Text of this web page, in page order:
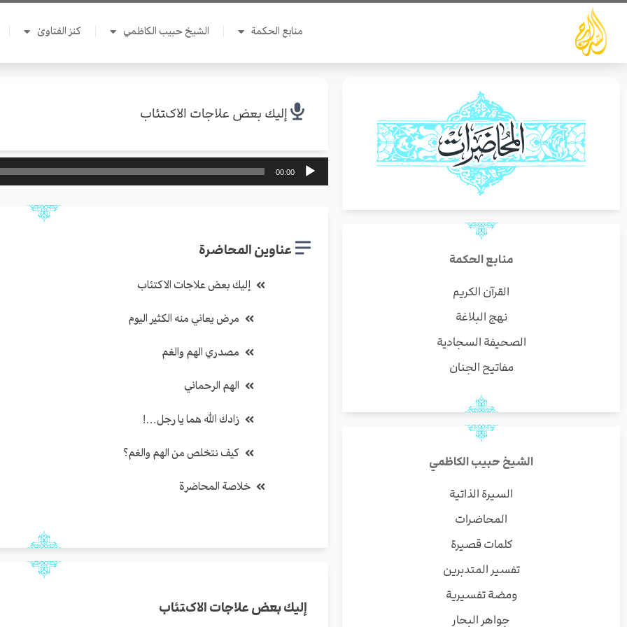
تخطي
المحتوى
منابع الحكمة الشيخ حبيب الكاظمي كنز الفتاوىٰ
منابع الحكمة
القرآن الكريم
نهج البلاغة
الصحيفة السجادية
مفاتيح الجنان
الشيخ حبيب الكاظمي
السيرة الذاتية
المحاضرات
كلمات قصيرة
تفسير المتدبرين
ومضة تفسيرية
جواهر البحار
إليك بعض علاجات الاكتئاب
مشغل
00:00
عناوين المحاضرة
إليك بعض علاجات الاكتئاب
مرض يعاني منه الكثير اليوم
مصدري الهم والغم
الهم الرحماني
زادك الله هما يا رجل…!
كيف نتخلص من الهم والغم؟
خلاصة المحاضرة
إليك بعض علاجات الاكتئاب